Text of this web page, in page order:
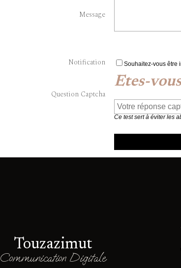
Message
Notification Souhaitez-vous être
Question Captcha
Etes-
Ce test sert à éviter les
Touzazimut
Communication Digitale